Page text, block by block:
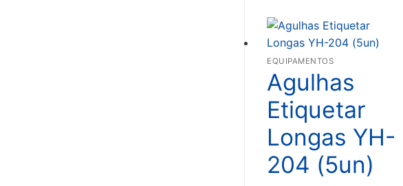
EQUIPAMENTOS
Agulhas
Etiquetar
Longas YH-
204 (5un)